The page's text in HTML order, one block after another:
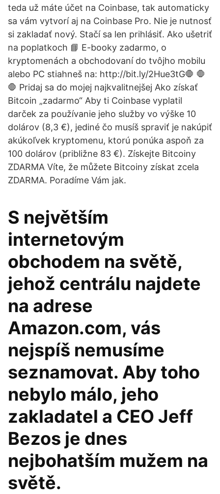
teda už máte účet na Coinbase, tak automaticky
sa vám vytvorí aj na Coinbase Pro. Nie je nutnosť
si zakladať nový. Stačí sa len prihlásiť. Ako ušetriť
na poplatkoch 📘 E-booky zadarmo, o
kryptomenách a obchodovaní do tvôjho mobilu
alebo PC stiahneš na: http://bit.ly/2Hue3tG🛑 🛑
🛑 Pridaj sa do mojej najkvalitnejšej Ako získať
Bitcoin „zadarmo“ Aby ti Coinbase vyplatil
darček za používanie jeho služby vo výške 10
dolárov (8,3 €), jediné čo musíš spraviť je nakúpiť
akúkoľvek kryptomenu, ktorú ponúka aspoň za
100 dolárov (približne 83 €). Získejte Bitcoiny
ZDARMA Víte, že můžete Bitcoiny získat zcela
ZDARMA. Poradíme Vám jak.
S největším
internetovým
obchodem na světě,
jehož centrálu najdete
na adrese
Amazon.com, vás
nejspíš nemusíme
seznamovat. Aby toho
nebylo málo, jeho
zakladatel a CEO Jeff
Bezos je dnes
nejbohatším mužem na
světě.